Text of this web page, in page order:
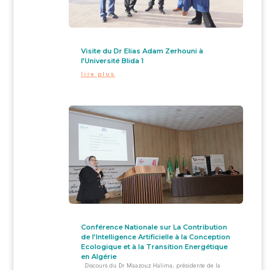
Visite du Dr Elias Adam Zerhouni à
l’Université Blida 1
lire plus
Conférence Nationale sur La Contribution
de l’Intelligence Artificielle à la Conception
Ecologique et à la Transition Energétique
en Algérie
Discours du Dr Maazouz Halima, présidente de la